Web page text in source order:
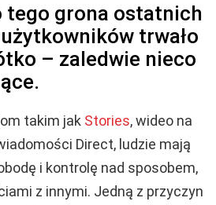
tego grona ostatnich
trwało
– zaledwie nieco
takim jak Stories, wideo na
Direct, ludzie mają
i kontrolę nad sposobem,
z innymi. Jedną z przyczyn